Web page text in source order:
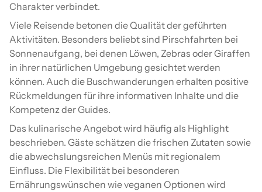
Charakter verbindet.
Viele Reisende betonen die Qualität der geführten
Aktivitäten. Besonders beliebt sind Pirschfahrten bei
Sonnenaufgang, bei denen Löwen, Zebras oder Giraffen
in ihrer natürlichen Umgebung gesichtet werden
können. Auch die Buschwanderungen erhalten positive
Rückmeldungen für ihre informativen Inhalte und die
Kompetenz der Guides.
Das kulinarische Angebot wird häufig als Highlight
beschrieben. Gäste schätzen die frischen Zutaten sowie
die abwechslungsreichen Menüs mit regionalem
Einfluss. Die Flexibilität bei besonderen
Ernährungswünschen wie veganen Optionen wird